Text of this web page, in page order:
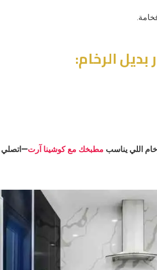
الرخام:
اللي يناسب مطبخك مع كوشينا آرت—اتصلي